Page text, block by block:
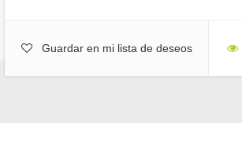
Guardar en mi lista de deseos